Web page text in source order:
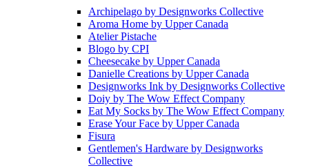
Archipelago by Designworks Collective
Aroma Home by Upper Canada
Atelier Pistache
Blogo by CPI
Cheesecake by Upper Canada
Danielle Creations by Upper Canada
Designworks Ink by Designworks Collective
Doiy by The Wow Effect Company
Eat My Socks by The Wow Effect Company
Erase Your Face by Upper Canada
Fisura
Gentlemen's Hardware by Designworks
Collective